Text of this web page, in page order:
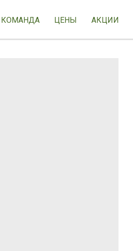
КОМАНДА ЦЕНЫ АКЦИИ